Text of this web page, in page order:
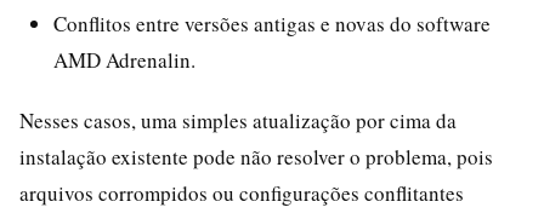
Conflitos entre versões antigas e novas do software
AMD Adrenalin.
Nesses casos, uma simples atualização por cima da
instalação existente pode não resolver o problema, pois
arquivos corrompidos ou configurações conflitantes